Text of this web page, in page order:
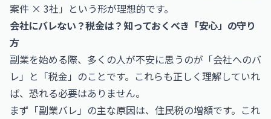
案件 × 3社」という形が理想的です。
会社にバレない？税金は？知っておくべき「安心」の守り
方
副業を始める際、多くの人が不安に思うのが「会社へのバ
レ」と「税金」のことです。これらも正しく理解していれ
ば、恐れる必要はありません。
まず「副業バレ」の主な原因は、住民税の増額です。これ